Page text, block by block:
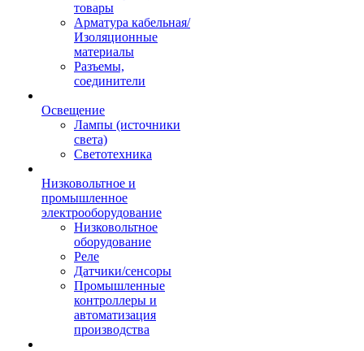
товары
Арматура кабельная/
Изоляционные
материалы
Разъемы,
соединители
Освещение
Лампы (источники
света)
Светотехника
Низковольтное и
промышленное
электрооборудование
Низковольтное
оборудование
Реле
Датчики/сенсоры
Промышленные
контроллеры и
автоматизация
производства